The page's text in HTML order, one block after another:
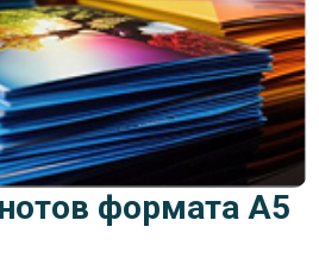
формата А5